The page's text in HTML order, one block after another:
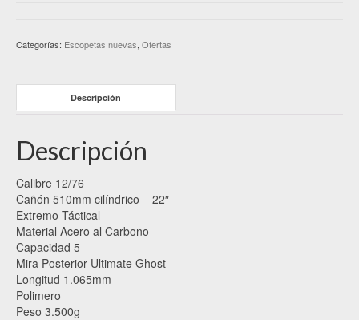
Categorías: Escopetas nuevas, Ofertas
Descripción
Descripción
Calibre 12/76
Cañón 510mm cilíndrico – 22″
Extremo Táctical
Material Acero al Carbono
Capacidad 5
Mira Posterior Ultimate Ghost
Longitud 1.065mm
Polimero
Peso 3.500g